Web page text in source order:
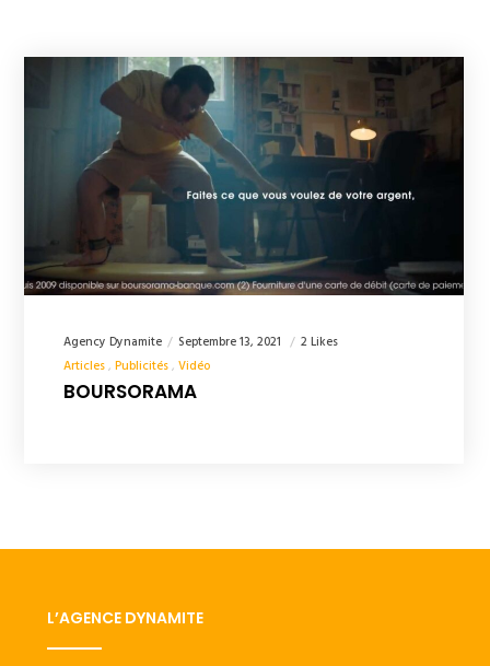
Agency Dynamite Septembre 13, 2021
2 Likes
Articles Publicités Vidéo
BOURSORAMA
L’AGENCE DYNAMITE